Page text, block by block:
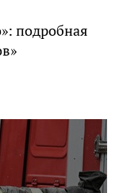
подробная